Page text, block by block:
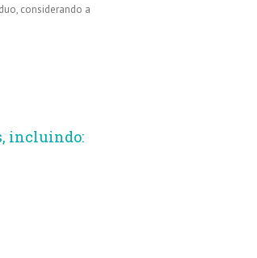
considerando a
incluindo: